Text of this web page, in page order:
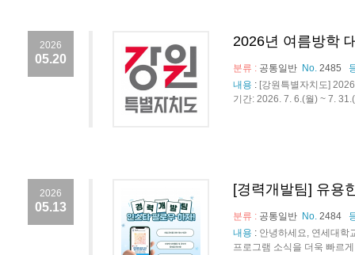
2026
05.20
2026년 여름방학
분류 : 공통일반 No. 2485
내용 : [강원특별자치도]
기간: 2026. 7. 6.(월) ~ 7.
2026
05.13
[경력개발팀] 유용
분류 : 공통일반 No. 2484
내용 : 안녕하세요, 연세대학
프로그램 소식을 더욱 빠르